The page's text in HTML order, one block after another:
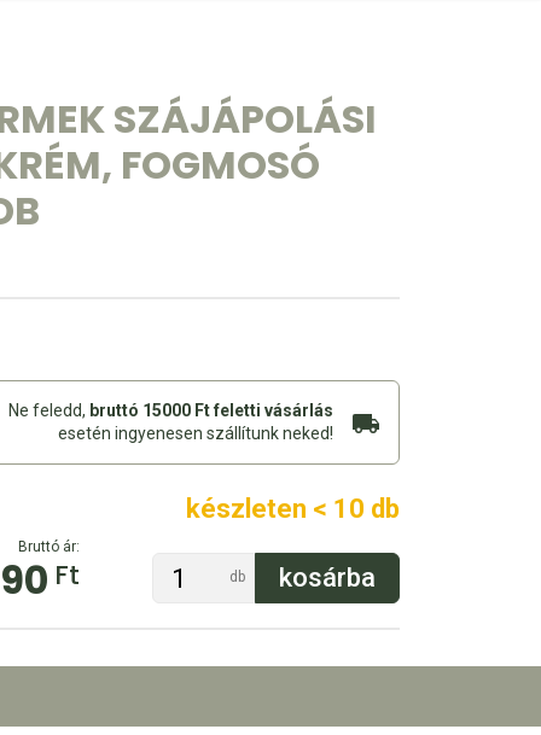
SZÁJÁPOLÁSI
FOGMOSÓ
Ne feledd, bruttó 15000 Ft feletti vásárlás
esetén ingyenesen szállítunk neked!
Bruttó ár:
Ft
készleten < 10 db
db